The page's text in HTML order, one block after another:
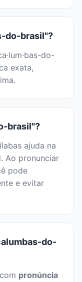
do-brasil"?
do-
exata,
brasil"?
ajuda na
Ao pronunciar
pode
e evitar
do-
pronúncia